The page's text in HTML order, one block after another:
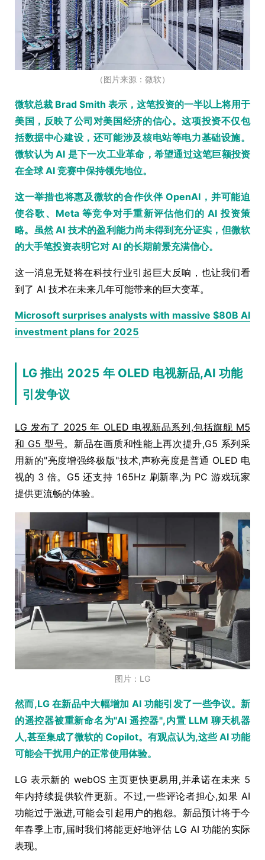
（图片来源：微软）
微软总裁 Brad Smith 表示，这笔投资的一半以上将用于
美国，反映了公司对美国经济的信心。这项投资不仅包
括数据中心建设，还可能涉及核电站等电力基础设施。
微软认为 AI 是下一次工业革命，希望通过这笔巨额投资
在全球 AI 竞赛中保持领先地位。
这一举措也将惠及微软的合作伙伴 OpenAI，并可能迫
使谷歌、Meta 等竞争对手重新评估他们的 AI 投资策
略。虽然 AI 技术的盈利能力尚未得到充分证实，但微软
的大手笔投资表明它对 AI 的长期前景充满信心。
这一消息无疑将在科技行业引起巨大反响，也让我们看
到了 AI 技术在未来几年可能带来的巨大变革。
Microsoft surprises analysts with massive $80B AI
investment plans for 2025
LG 推出 2025 年 OLED 电视新品,AI 功能
引发争议
LG 发布了 2025 年 OLED 电视新品系列,包括旗舰 M5
和 G5 型号。新品在画质和性能上再次提升,G5 系列采
用新的"亮度增强终极版"技术,声称亮度是普通 OLED 电
视的 3 倍。G5 还支持 165Hz 刷新率,为 PC 游戏玩家
提供更流畅的体验。
图片：LG
然而,LG 在新品中大幅增加 AI 功能引发了一些争议。新
的遥控器被重新命名为"AI 遥控器",内置 LLM 聊天机器
人,甚至集成了微软的 Copilot。有观点认为,这些 AI 功能
可能会干扰用户的正常使用体验。
LG 表示新的 webOS 主页更快更易用,并承诺在未来 5
年内持续提供软件更新。不过,一些评论者担心,如果 AI
功能过于激进,可能会引起用户的抱怨。新品预计将于今
年春季上市,届时我们将能更好地评估 LG AI 功能的实际
表现。